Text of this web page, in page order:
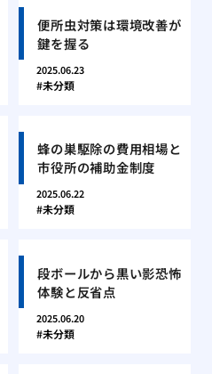
便所虫対策は環境改善が
鍵を握る
2025.06.23
未分類
蜂の巣駆除の費用相場と
市役所の補助金制度
2025.06.22
未分類
段ボールから黒い影恐怖
体験と反省点
2025.06.20
未分類